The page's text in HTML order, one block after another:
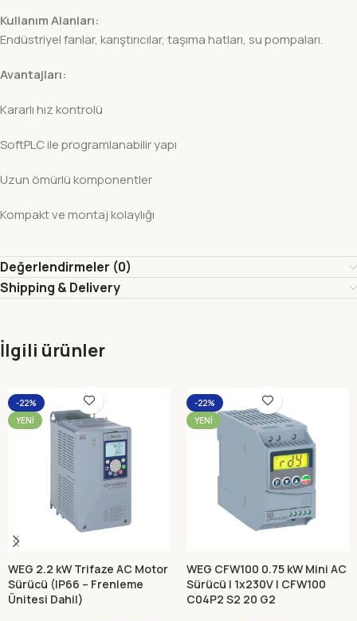
Kullanım Alanları:
Endüstriyel fanlar, karıştırıcılar, taşıma hatları, su pompaları.
Avantajları:
Kararlı hız kontrolü
SoftPLC ile programlanabilir yapı
Uzun ömürlü komponentler
Kompakt ve montaj kolaylığı
Değerlendirmeler (0)
Shipping & Delivery
İlgili ürünler
-22%
YENI
WEG 2.2 kW Trifaze AC Motor
Sürücü (IP66 – Frenleme
Ünitesi Dahil)
-22%
YENI
WEG CFW100 0.75 kW Mini AC
Sürücü | 1x230V | CFW100
C04P2 S2 20 G2